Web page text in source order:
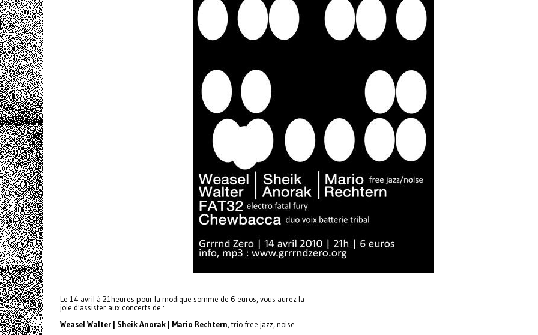
Le 14 avril à 21heures pour la modique somme de 6 euros, vous aurez la
joie d'assister aux concerts de :
Weasel Walter | Sheik Anorak | Mario Rechtern, trio free jazz, noise.